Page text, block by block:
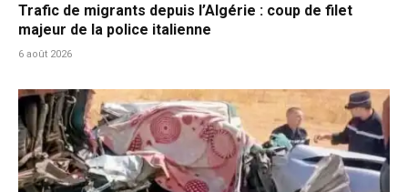
Trafic de migrants depuis l’Algérie : coup de filet
majeur de la police italienne
6 août 2026